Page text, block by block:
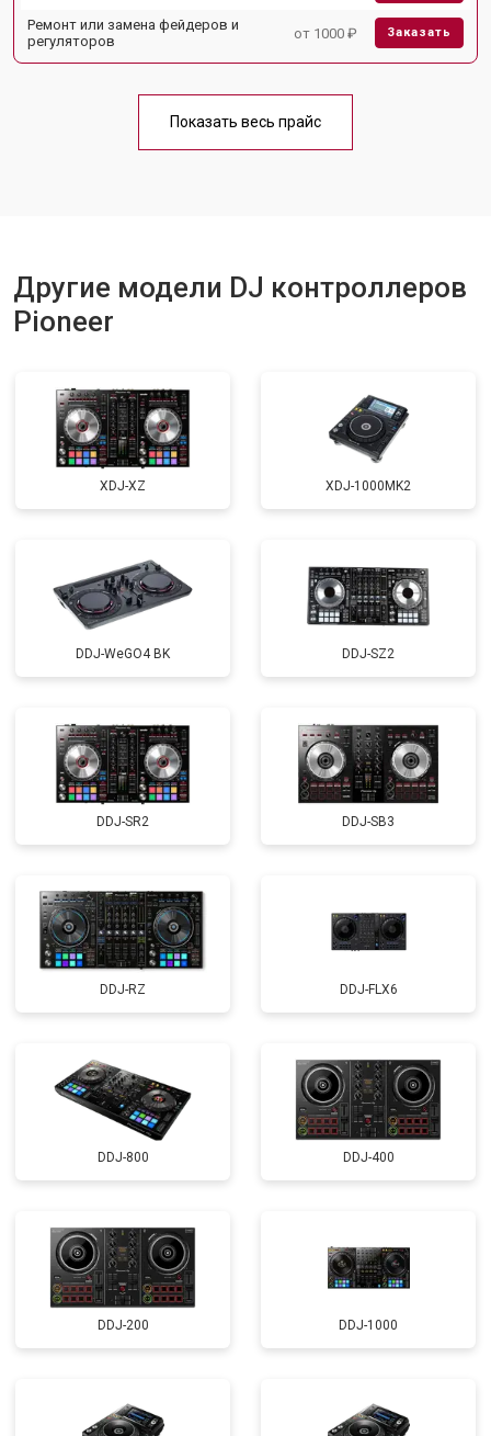
Ремонт или замена фейдеров и
регуляторов
от 1000 ₽ Заказать
Показать весь прайс
Другие модели DJ контроллеров
Pioneer
XDJ-XZ XDJ-1000MK2
DDJ-WeGO4 BK DDJ-SZ2
DDJ-SR2 DDJ-SB3
DDJ-RZ DDJ-FLX6
DDJ-800 DDJ-400
DDJ-200 DDJ-1000